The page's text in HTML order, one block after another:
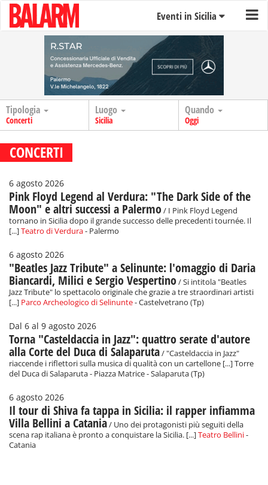
Eventi in Sicilia
Tipologia
Concerti
Luogo
Sicilia
Quando
Oggi
CONCERTI
6 agosto 2026
Pink Floyd Legend al Verdura: "The Dark Side of the
Moon" e altri successi a Palermo/ I Pink Floyd Legend
tornano in Sicilia dopo il grande successo delle precedenti tournée. Il
[...]Teatro di Verdura- Palermo
6 agosto 2026
"Beatles Jazz Tribute" a Selinunte: l'omaggio di Daria
Biancardi, Milici e Sergio Vespertino/ Si intitola "Beatles
Jazz Tribute" lo spettacolo originale che grazie a tre straordinari artisti
[...] Parco Archeologico di Selinunte- Castelvetrano (Tp)
Dal 6 al 9 agosto 2026
Torna "Casteldaccia in Jazz": quattro serate d'autore
alla Corte del Duca di Salaparuta/ "Casteldaccia in Jazz"
riaccende i riflettori sulla musica di qualità con un cartellone [...] Torre
del Duca di Salaparuta - Piazza Matrice - Salaparuta (Tp)
6 agosto 2026
Il tour di Shiva fa tappa in Sicilia: il rapper infiamma
Villa Bellini a Catania/ Uno dei protagonisti più seguiti della
scena rap italiana è pronto a conquistare la Sicilia. [...]Teatro Bellini-
Catania